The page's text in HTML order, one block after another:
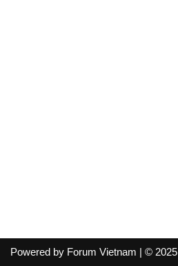
Powered by Forum Vietnam | © 2025